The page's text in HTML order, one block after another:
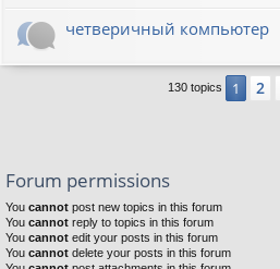
четверичный компьютер
130 topics 1 2
Forum permissions
You cannot post new topics in this forum
You cannot reply to topics in this forum
You cannot edit your posts in this forum
You cannot delete your posts in this forum